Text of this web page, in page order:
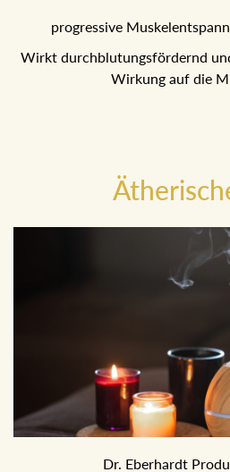
progressive
Wirkt durchblutungsfördernd
Wirkung auf die
Dr. Eberhardt